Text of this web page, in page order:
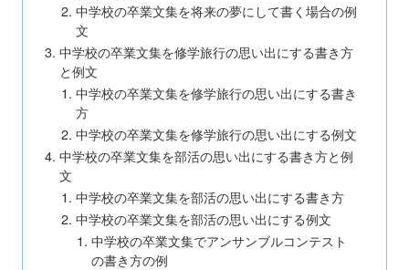
中学校の卒業文集を将来の夢にして書く場合の例
文
中学校の卒業文集を修学旅行の思い出にする書き方
と例文
中学校の卒業文集を修学旅行の思い出にする書き
方
中学校の卒業文集を修学旅行の思い出にする例文
中学校の卒業文集を部活の思い出にする書き方と例
文
中学校の卒業文集を部活の思い出にする書き方
中学校の卒業文集を部活の思い出にする例文
中学校の卒業文集でアンサンブルコンテスト
の書き方の例